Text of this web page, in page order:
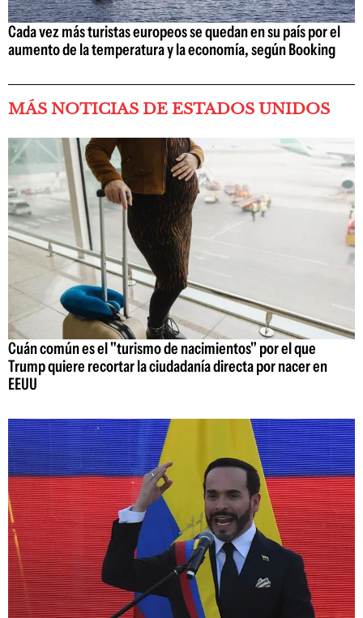
Cada vez más turistas europeos se quedan en su país por el
aumento de la temperatura y la economía, según Booking
MÁS NOTICIAS DE ESTADOS UNIDOS
Cuán común es el "turismo de nacimientos" por el que
Trump quiere recortar la ciudadanía directa por nacer en
EEUU